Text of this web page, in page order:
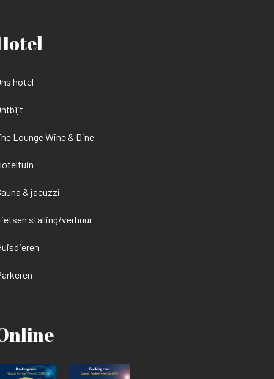
hotel
Lounge Wine & Dine
& jacuzzi
stalling/verhuur